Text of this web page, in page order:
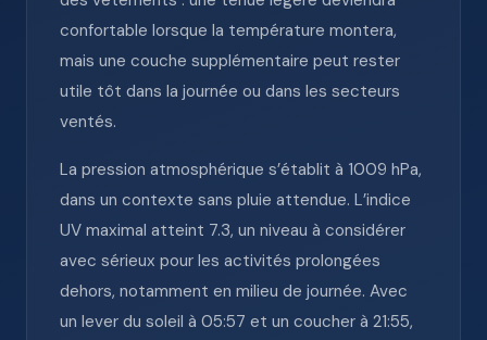
confortable lorsque la température montera,
mais une couche supplémentaire peut rester
utile tôt dans la journée ou dans les secteurs
ventés.
La pression atmosphérique s’établit à 1009 hPa,
dans un contexte sans pluie attendue. L’indice
UV maximal atteint 7.3, un niveau à considérer
avec sérieux pour les activités prolongées
dehors, notamment en milieu de journée. Avec
un lever du soleil à 05:57 et un coucher à 21:55,